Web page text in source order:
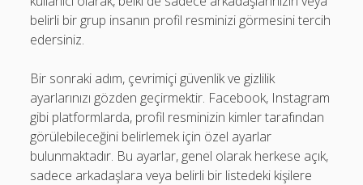
belirli bir grup insanın profil resminizi görmesini tercih
edersiniz.
Bir sonraki adım, çevrimiçi güvenlik ve gizlilik
ayarlarınızı gözden geçirmektir. Facebook, Instagram
gibi platformlarda, profil resminizin kimler tarafından
görülebileceğini belirlemek için özel ayarlar
bulunmaktadır. Bu ayarlar, genel olarak herkese açık,
sadece arkadaşlara veya belirli bir listedeki kişilere